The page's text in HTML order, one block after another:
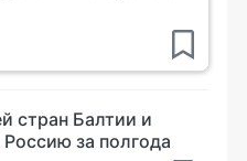
стран Балтии и
за полгода